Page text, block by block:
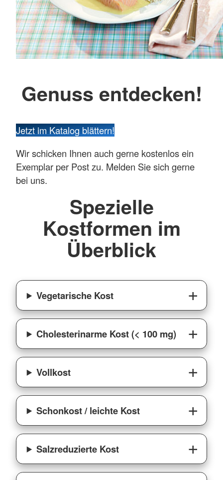
Genuss entdecken!
Jetzt im Katalog blättern!
Wir schicken Ihnen auch gerne kostenlos ein
Exemplar per Post zu. Melden Sie sich gerne
bei uns.
Spezielle
Kostformen im
Überblick
Vegetarische Kost
Cholesterinarme Kost (< 100 mg)
Vollkost
Schonkost / leichte Kost
Salzreduzierte Kost